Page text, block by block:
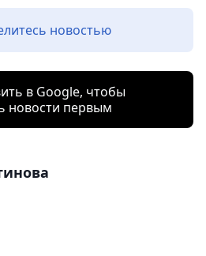
новостью
в Google, чтобы
новости первым